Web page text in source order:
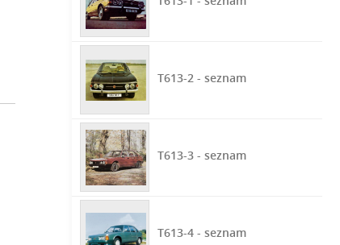
T613-2 - seznam
T613-3 - seznam
T613-4 - seznam